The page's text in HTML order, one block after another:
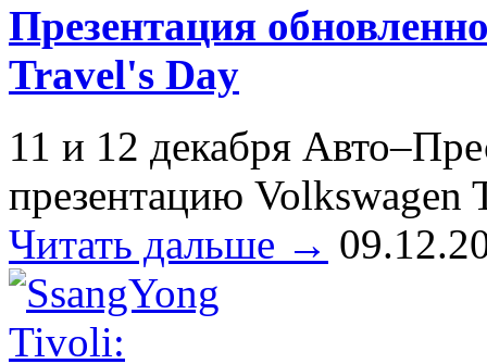
Презентация
Travel's Day
11 и 12 декабря
презентацию Volkswagen
Читать дальше →